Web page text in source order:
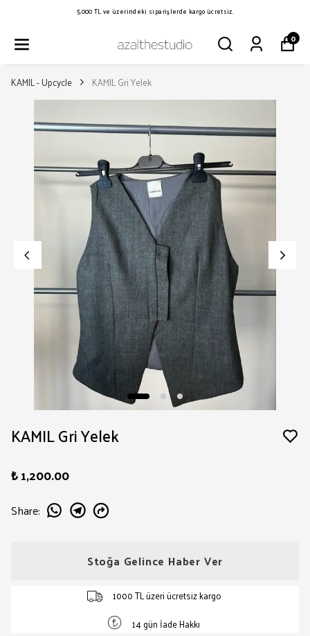
5.000 TL ve üzerindeki siparişlerde kargo ücretsiz.
0
KAMIL - Upcycle KAMIL Gri Yelek
KAMIL Gri Yelek
₺ 1,200.00
Share:
Stoğa Gelince Haber Ver
1000 TL üzeri ücretsiz kargo
14 gün İade Hakkı